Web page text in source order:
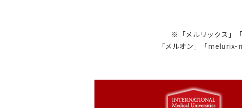
※「メルリックス」
「メルオン」「melurix-